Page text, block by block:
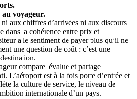
au voyageur.
aux chiffres d’arrivées ni aux discours
dans la cohérence entre prix et
a le sentiment de payer plus qu’il ne
une question de coût : c’est une
compare, évalue et partage
L’aéroport est à la fois porte d’entrée et
la culture de service, le niveau de
internationale d’un pays.